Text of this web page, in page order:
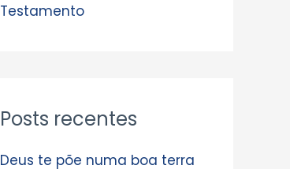
Testamento
Posts recentes
Deus te põe numa boa terra